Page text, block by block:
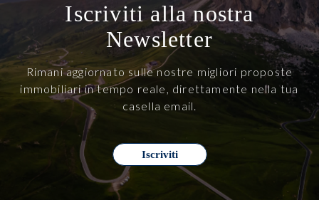
Iscriviti alla nostra
Newsletter
Rimani aggiornato sulle nostre migliori proposte
immobiliari in tempo reale, direttamente nella tua
casella email.
Iscriviti